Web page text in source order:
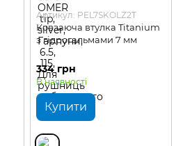
Артикул: PEL7SKOLZ2T
Ковзаюча втулка Titanium
з гідрогальмами 7 мм
334 грн
В наявності
Купити